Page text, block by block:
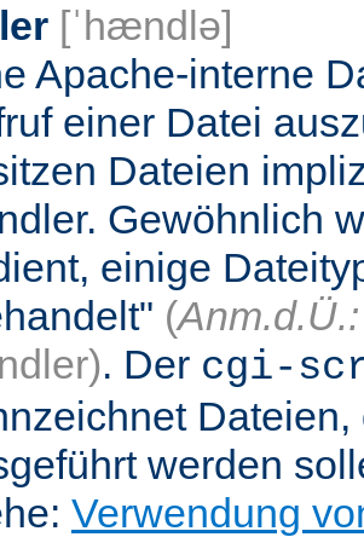
[ˈhændlə]
Apache-interne
einer Datei
Dateien
Gewöhnlich
einige
(Anm.d.Ü.:
. Der cgi-
werden
Verwendung